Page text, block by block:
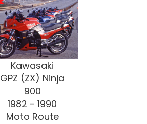
Kawasaki
GPZ (ZX) Ninja
900
1982 - 1990
Moto Route